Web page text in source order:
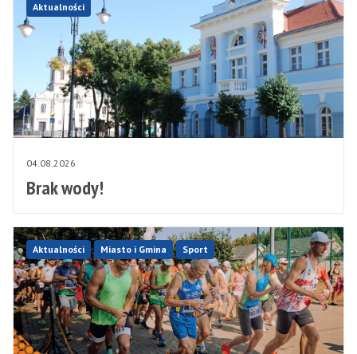
Aktualności
04.08.2026
Brak wody!
Aktualności Miasto i Gmina Sport